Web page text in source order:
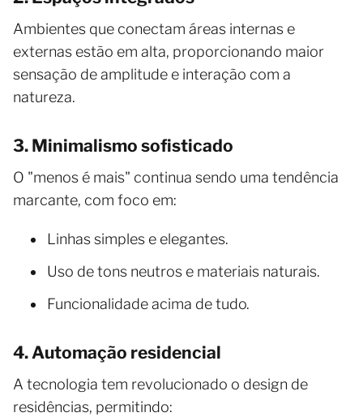
Ambientes que conectam áreas internas e
externas estão em alta, proporcionando maior
sensação de amplitude e interação com a
natureza.
3. Minimalismo sofisticado
O "menos é mais" continua sendo uma tendência
marcante, com foco em:
Linhas simples e elegantes.
Uso de tons neutros e materiais naturais.
Funcionalidade acima de tudo.
4. Automação residencial
A tecnologia tem revolucionado o design de
residências, permitindo: